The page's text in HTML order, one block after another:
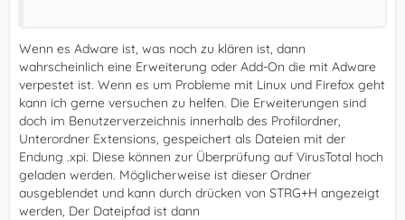
Wenn es Adware ist, was noch zu klären ist, dann
wahrscheinlich eine Erweiterung oder Add-On die mit Adware
verpestet ist. Wenn es um Probleme mit Linux und Firefox geht
kann ich gerne versuchen zu helfen. Die Erweiterungen sind
doch im Benutzerverzeichnis innerhalb des Profilordner,
Unterordner Extensions, gespeichert als Dateien mit der
Endung .xpi. Diese können zur Überprüfung auf VirusTotal hoch
geladen werden. Möglicherweise ist dieser Ordner
ausgeblendet und kann durch drücken von STRG+H angezeigt
werden, Der Dateipfad ist dann